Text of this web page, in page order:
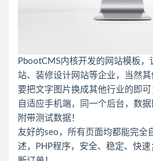
PbootCMS内核开发的网站模板，
站、装修设计网站等企业，当然
要把文字图片换成其他行业的即可
自适应手机端，同一个后台，数据
附带测试数据！
友好的seo，所有页面均都能完全
述，PHP程序，安全、稳定、快